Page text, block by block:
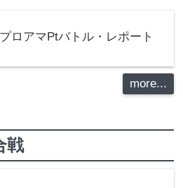
ロアマPtバトル・レポート
more...
戦